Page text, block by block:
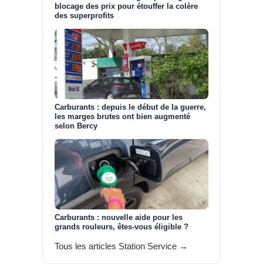
blocage des prix pour étouffer la colère
des superprofits
Carburants : depuis le début de la guerre,
les marges brutes ont bien augmenté
selon Bercy
Carburants : nouvelle aide pour les
grands rouleurs, êtes-vous éligible ?
Tous les articles Station Service →